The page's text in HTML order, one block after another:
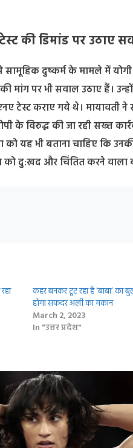
की डिमांड पर उठाए
सामूहिक दुष्कर्म के मामले में
मांग पर भी सवाल उठाए हैं।
टेस्ट कराए गये थे। मायावती ने
के विरुद्ध की जा रही सख्त
को यह भी बताना चाहिए कि
दु:खद और चिंतित करने वाला
कहर बनकर टूट रहा है ‘बाबा’
होगा सफदर अली का मकान
March 2, 2023
In "उत्तर प्रदेश"